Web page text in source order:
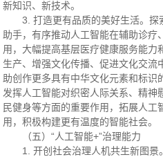
新知识、新技术。
3. 打造更有品质的美好生活。
助手，有序推动人工智能在辅助诊
用，大幅提高基层医疗健康服务能力
生产、增强文化传播、促进文化交流
助创作更多具有中华文化元素和标识
发挥人工智能对织密人际关系、精神
民健身等方面的重要作用，拓展人工
用，积极构建更有温度的智能社会。
（五）“人工智能+”治理能力
1. 开创社会治理人机共生新图